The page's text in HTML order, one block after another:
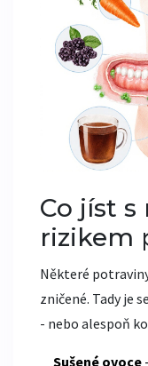
Co jíst
rizikem
Některé
zničené. Tady je
- nebo alespoň
Sušené ovoce